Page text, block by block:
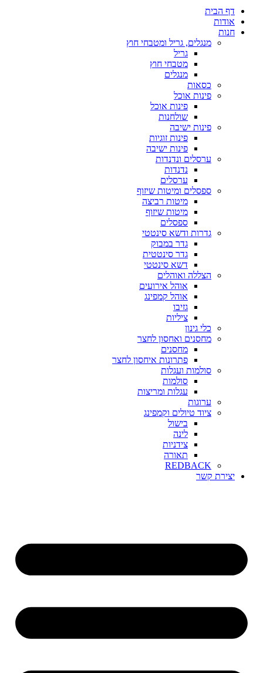
דף הבית
אודות
חנות
מנגלים, גריל ומטבחי חוץ
גריל
מטבחי חוץ
מנגלים
כסאות
פינות אוכל
פינות אוכל
שולחנות
פינות ישיבה
פינות זוגיות
פינות ישיבה
ערסלים ונדנדות
נדנדות
ערסלים
ספסלים ומיטות שיזוף
מיטות רביצה
מיטות שיזוף
ספסלים
גדרות ודשא סינטטי
גדר במבוק
גדר סינטטית
דשא סינטטי
הצללה ואוהלים
אוהל אירועים
אוהל קמפינג
גזיבו
ציליות
כלי גינון
מחסנים ואחסון לחצר
מחסנים
פתרונות איחסון לחצר
סולמות ועגלות
סולמות
עגלות ומריצות
ערוגות
ציוד טיולים וקמפינג
בישול
לינה
צידניות
תאורה
REDBACK
יצירת קשר